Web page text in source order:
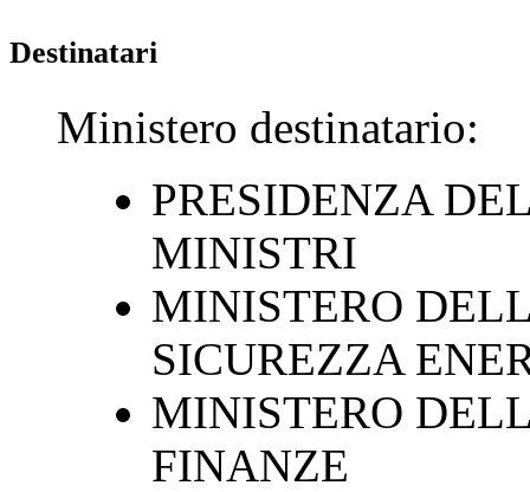
Destinatari
Ministero destinatario:
PRESIDENZA
MINISTRI
MINISTERO
SICUREZZA
MINISTERO
FINANZE